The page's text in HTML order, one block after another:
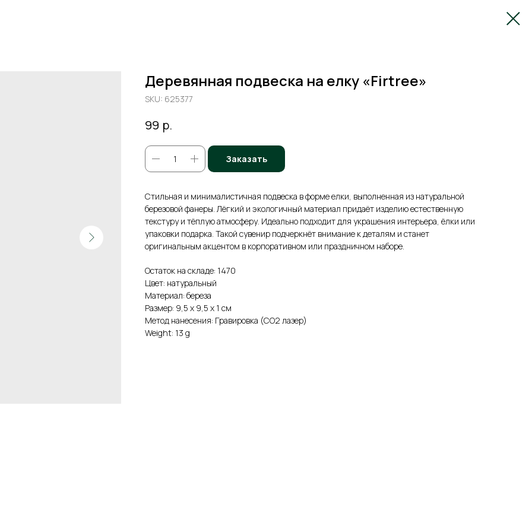
Деревянная подвеска на елку «Firtree»
SKU: 625377
99 р.
Заказать
Стильная и минималистичная подвеска в форме елки, выполненная из натуральной
березовой фанеры. Лёгкий и экологичный материал придаёт изделию естественную
текстуру и тёплую атмосферу. Идеально подходит для украшения интерьера, ёлки или
упаковки подарка. Такой сувенир подчеркнёт внимание к деталям и станет
оригинальным акцентом в корпоративном или праздничном наборе.
Остаток на складе: 1470
Цвет: натуральный
Материал: береза
Размер: 9,5 x 9,5 x 1 см
Метод нанесения: Гравировка (CO2 лазер)
Weight: 13 g